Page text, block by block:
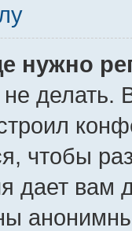
нужно
делать.
чтобы
дает вам